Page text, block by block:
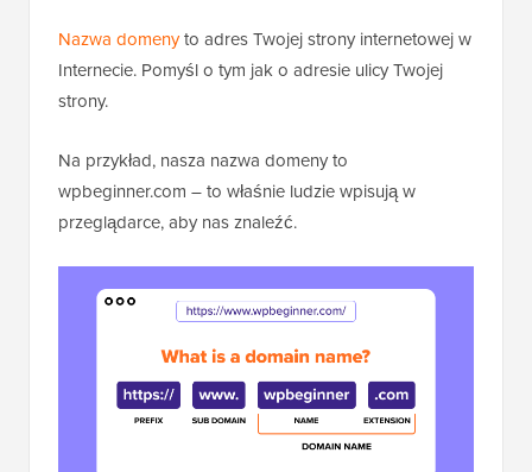
Nazwa domenyto adres Twojej strony internetowej w
Internecie. Pomyśl o tym jak o adresie ulicy Twojej
strony.
Na przykład, nasza nazwa domeny to
wpbeginner.com – to właśnie ludzie wpisują w
przeglądarce, aby nas znaleźć.